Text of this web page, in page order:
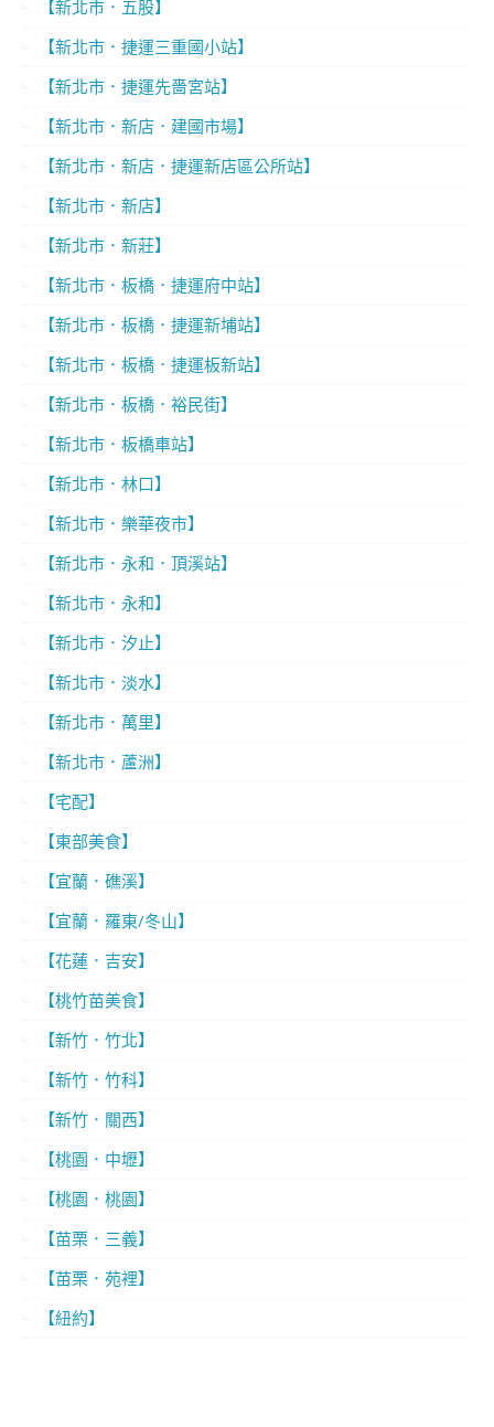
【新北市．五股】
【新北市．捷運三重國小站】
【新北市．捷運先嗇宮站】
【新北市．新店．建國市場】
【新北市．新店．捷運新店區公所站】
【新北市．新店】
【新北市．新莊】
【新北市．板橋．捷運府中站】
【新北市．板橋．捷運新埔站】
【新北市．板橋．捷運板新站】
【新北市．板橋．裕民街】
【新北市．板橋車站】
【新北市．林口】
【新北市．樂華夜市】
【新北市．永和．頂溪站】
【新北市．永和】
【新北市．汐止】
【新北市．淡水】
【新北市．萬里】
【新北市．蘆洲】
【宅配】
【東部美食】
【宜蘭．礁溪】
【宜蘭．羅東/冬山】
【花蓮．吉安】
【桃竹苗美食】
【新竹．竹北】
【新竹．竹科】
【新竹．關西】
【桃園．中壢】
【桃園．桃園】
【苗栗．三義】
【苗栗．苑裡】
【紐約】